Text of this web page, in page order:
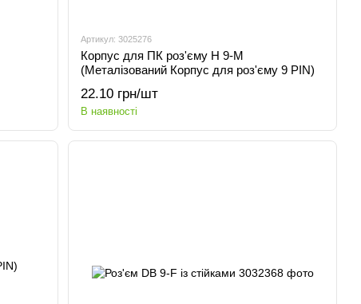
Артикул: 3025276
Корпус для ПК роз'єму H 9-M
(Металізований Корпус для роз'єму 9 PIN)
22.10 грн/шт
В наявності